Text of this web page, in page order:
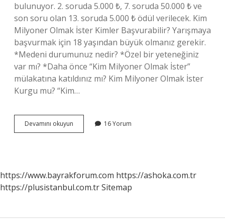
bulunuyor. 2. soruda 5.000 ₺, 7. soruda 50.000 ₺ ve
son soru olan 13. soruda 5.000 ₺ ödül verilecek. Kim
Milyoner Olmak İster Kimler Başvurabilir? Yarışmaya
başvurmak için 18 yaşından büyük olmanız gerekir.
*Medeni durumunuz nedir? *Özel bir yeteneğiniz
var mı? *Daha önce “Kim Milyoner Olmak İster”
mülakatına katıldınız mı? Kim Milyoner Olmak İster
Kurgu mu? “Kim…
Devamını okuyun
Milyoner
Mi
16 Yorum
https://www.bayrakforum.com https://ashoka.com.tr
https://plusistanbul.com.trSitemap